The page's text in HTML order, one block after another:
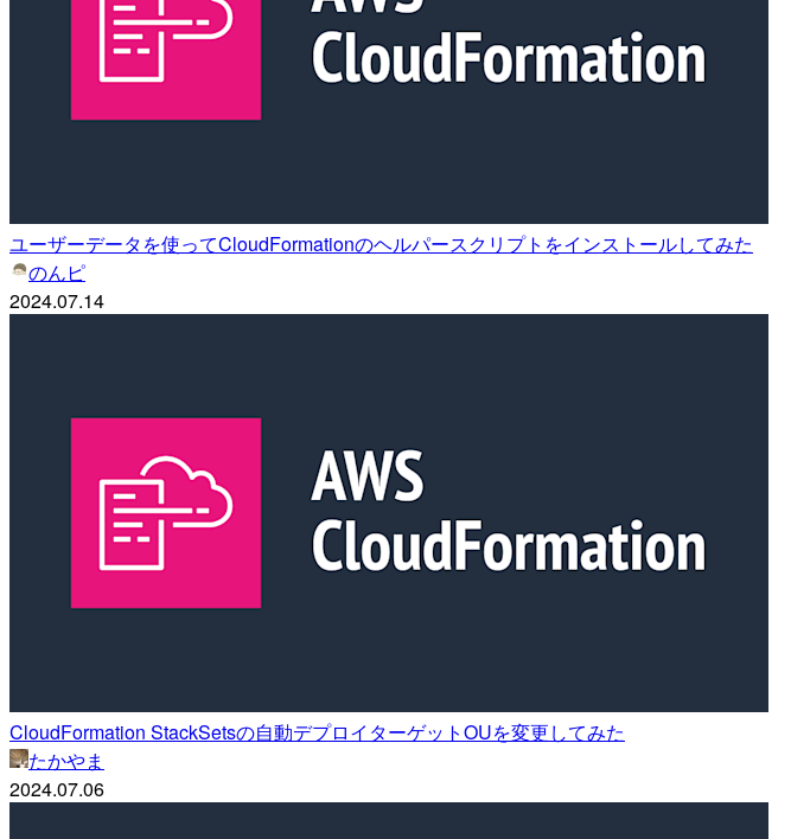
ユーザーデータを使ってCloudFormationのヘルパースクリプトをインストールしてみた
のんピ
2024.07.14
CloudFormation StackSetsの自動デプロイターゲットOUを変更してみた
たかやま
2024.07.06